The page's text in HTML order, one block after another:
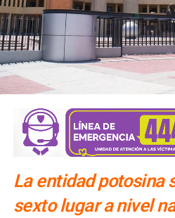
La entidad potosina
sexto lugar a nivel